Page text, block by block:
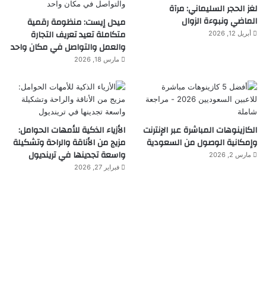
لغز الحجر السليماني: مرآة
الماضي ونبوءة الزوال
أبريل 12, 2026
ميدل إيست: منظومة رقمية
متكاملة تعيد تعريف التجارة
والعمل والتواصل في مكان واحد
مارس 18, 2026
الكازينوهات المباشرة عبر الإنترنت
وإمكانية الوصول من السعودية
مارس 2, 2026
الأزياء الذكية للأمهات الحوامل:
مزيج من الأناقة والراحة وتشكيلة
واسعة تجدينها في ترينديول
فبراير 27, 2026